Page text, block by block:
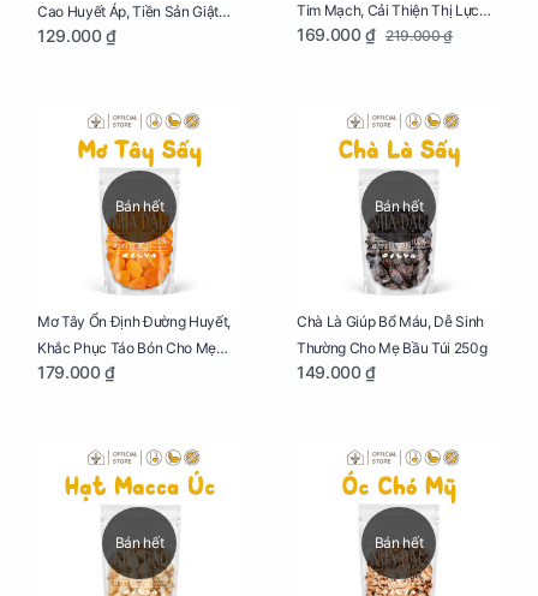
Cao Huyết Áp, Tiền Sản Giật
Cho Mẹ Bầu Túi 250g
129.000 ₫
Tim Mạch, Cải Thiện Thị Lực
Cho Mẹ Bầu Túi 250g
169.000 ₫ 219.000 ₫
Bán hết
Mơ Tây Ổn Định Đường Huyết,
Khắc Phục Táo Bón Cho Mẹ
Bầu Túi 250g
179.000 ₫
Bán hết
Chà Là Giúp Bổ Máu, Dễ Sinh
Thường Cho Mẹ Bầu Túi 250g
149.000 ₫
Bán hết Bán hết